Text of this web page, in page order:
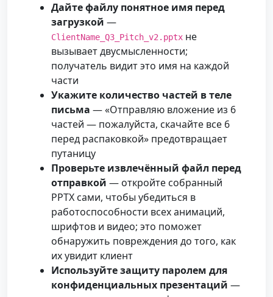
Дайте файлу понятное имя перед
загрузкой —
ClientName_Q3_Pitch_v2.pptx не
вызывает двусмысленности;
получатель видит это имя на каждой
части
Укажите количество частей в теле
письма — «Отправляю вложение из 6
частей — пожалуйста, скачайте все 6
перед распаковкой» предотвращает
путаницу
Проверьте извлечённый файл перед
отправкой — откройте собранный
PPTX сами, чтобы убедиться в
работоспособности всех анимаций,
шрифтов и видео; это поможет
обнаружить повреждения до того, как
их увидит клиент
Используйте защиту паролем для
конфиденциальных презентаций —